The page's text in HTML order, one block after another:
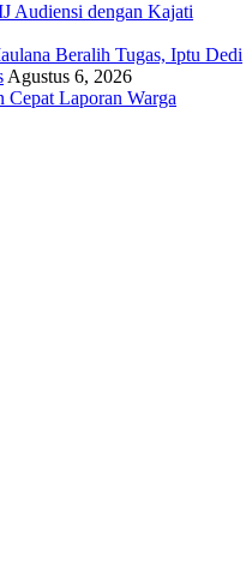
Audiensi dengan Kajati
Beralih Tugas, Iptu Dedi
Agustus 6, 2026
Laporan Warga